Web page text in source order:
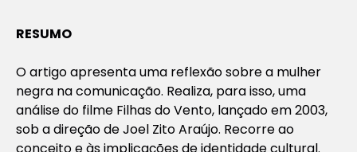
RESUMO
O artigo apresenta uma reflexão sobre a mulher
negra na comunicação. Realiza, para isso, uma
análise do filme Filhas do Vento, lançado em 2003,
sob a direção de Joel Zito Araújo. Recorre ao
conceito e às implicações de identidade cultural.